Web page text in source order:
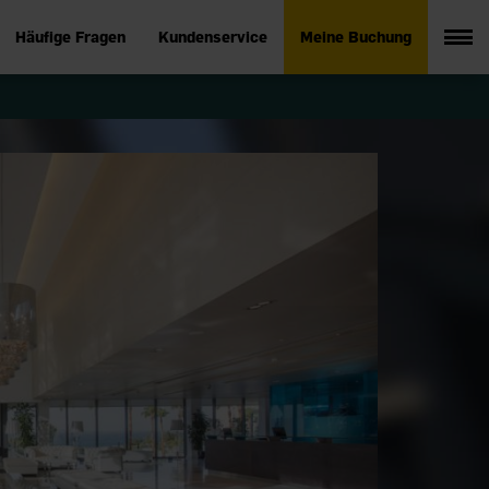
Häufige Fragen Kundenservice Meine Buchung